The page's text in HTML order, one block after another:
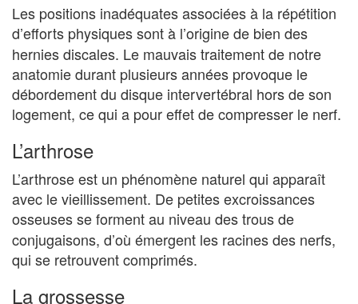
Les positions inadéquates associées à la répétition
d’efforts physiquessont à l’origine de bien des
hernies discales. Le mauvais traitement de notre
anatomie durant plusieurs années provoque le
débordement du disque intervertébral hors de son
logement, ce qui a pour effet de compresser le nerf.
L’arthrose
L’arthrose est un phénomène naturel qui apparaît
avec le vieillissement. De petites excroissances
osseusesse forment au niveau des trous de
conjugaisons, d’où émergent les racines des nerfs,
qui se retrouvent comprimés.
La grossesse